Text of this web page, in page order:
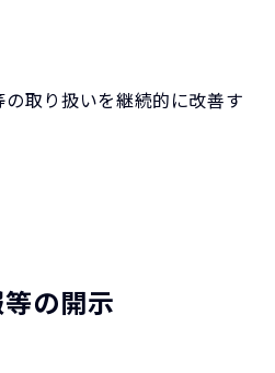
取り扱いを継続的に改善す
の開示